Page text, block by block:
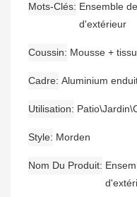
Mots-Clés Ensemble
d'extérieur
Coussin Mousse +
Cadre Aluminium
Utilisation
Style Morden
Nom Du Produit